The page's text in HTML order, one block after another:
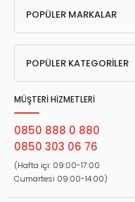
POPÜLER MARKALAR
POPÜLER KATEGORİLER
MÜŞTERİ HİZMETLERİ
0850 888 0 880
0850 303 06 76
(Hafta içi: 09:00-17:00
Cumartesi 09:00-14:00)